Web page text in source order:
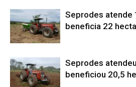
Seprodes atende
beneficia 22
Seprodes
beneficiou 20,5